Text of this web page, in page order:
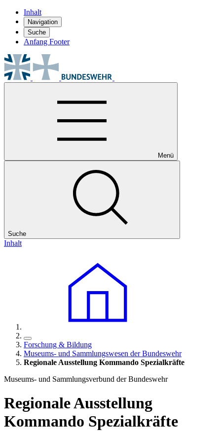
Inhalt
Navigation
Suche
Anfang Footer
Menü
Suche
Inhalt
Forschung & Bildung
Museums- und Sammlungswesen der Bundeswehr
Regionale Ausstellung Kommando Spezialkräfte
Museums- und Sammlungsverbund der Bundeswehr
Regionale Ausstellung
Kommando Spezialkräfte